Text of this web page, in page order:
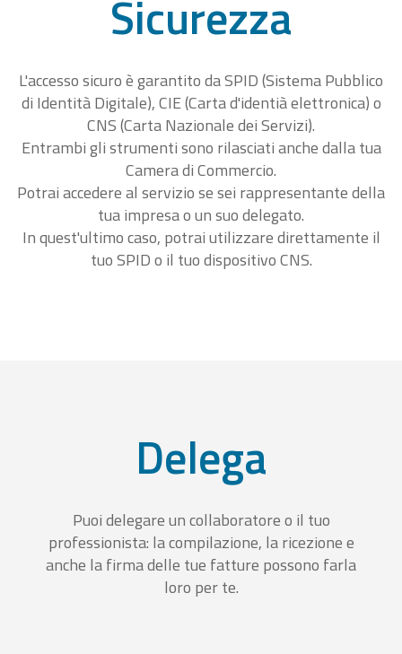
Sicurezza
L'accesso sicuro è garantito da SPID (Sistema Pubblico
di Identità Digitale), CIE (Carta d'identià elettronica) o
CNS (Carta Nazionale dei Servizi).
Entrambi gli strumenti sono rilasciati anche dalla tua
Camera di Commercio.
Potrai accedere al servizio se sei rappresentante della
tua impresa o un suo delegato.
In quest'ultimo caso, potrai utilizzare direttamente il
tuo SPID o il tuo dispositivo CNS.
Delega
Puoi delegare un collaboratore o il tuo
professionista: la compilazione, la ricezione e
anche la firma delle tue fatture possono farla
loro per te.